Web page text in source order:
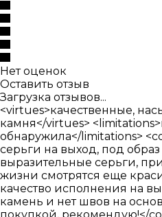
Нет оценок
Оставить отзыв
Загрузка отзывов...
<virtues>качественные,
камня</virtues>
обнаружила</limitations>
серьги на выход, под
выразительные серьги,
жизни смотрятся еще
качество исполнения на
камень и нет швов на